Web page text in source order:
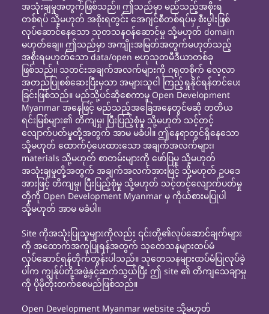
အသုံးချမှုအတွက်ဖြစ်သည်။ ဤသည်မှာ မည်သည့်အစိုးရ
တစ်ရပ် သို့မဟုတ် အစိုးရတွင်း အေဂျင်စီတစ်ရပ်မှ စီးပွါးဖြစ်
လုပ်ဆောင်နေသော သုတသနဝန်ဆောင်မှု သို့မဟုတ် domain
မဟုတ်ချေ။ ဤသည်မှာ အကျိုးအမြတ်အတွက်မဟုတ်သည့်
အစိုးရမဟုတ်သော data/open ဗဟုသုတမီဒီယာတစ်ခု
ဖြစ်သည်။ သတင်းအချက်အလက်များကို ဂရုတစိုက် လေ့လာ
အတည်ပြုစစ်ဆေးပြီးမှသာ အများသူငါ ကြည့်ရှုနိုင်ရန်တင်ပေး
ခြင်းဖြစ်သည်။ မည်သို့ပင်ဆိုစေကာမူ Open Development
Myanmar အနေဖြင့် မည်သည့်အခြေအနေတွင်မဆို တတိယ
ရင်းမြစ်များ၏ တိကျမှု၊ ပြီးပြည့်စုံမှု သို့မဟုတ် သင့်တင့်
လျောက်ပတ်မှုတို့အတွက် အာမ မခံပါ။ ဤနေရာတွင်ရှိနေသော
သို့မဟုတ် ထောက်ပံ့ပေးထားသော အချက်အလက်များ၊
materials သို့မဟုတ် စာတမ်းများကို ဖော်ပြမှု သို့မဟုတ်
အသုံးချမှုတို့အတွက် အချက်အလက်အားဖြင့် သို့မဟုတ် ဥပဒေ
အားဖြင့် တိကျမှု၊ ပြီးပြည့်စုံမှု သို့မဟုတ် သင့်တင့်လျောက်ပတ်မှု
တို့ကို Open Development Myanmar မှ ကိုယ်စားမပြုပါ
သို့မဟုတ် အာမ မခံပါ။
Site ကိုအသုံးပြုသူများကိုလည်း ၎င်းတို့၏လုပ်ဆောင်ချက်များ
ကို အထောက်အကူပြုရန်အတွက် သုတေသနများထပ်မံ
လုပ်ဆောင်ရန်တိုက်တွန်းပါသည်။ သုတေသနများထပ်မံပြုလုပ်ခဲ့
ပါက ကျွန်ုပ်တို့အဖွဲ့နှင့်ဆက်သွယ်ပြီး ဤ site ၏ တိကျသေချာမှု
ကို ပိုမိုတိုးတက်စေမည်ဖြစ်သည်။
Open Development Myanmar website သို့မဟုတ်